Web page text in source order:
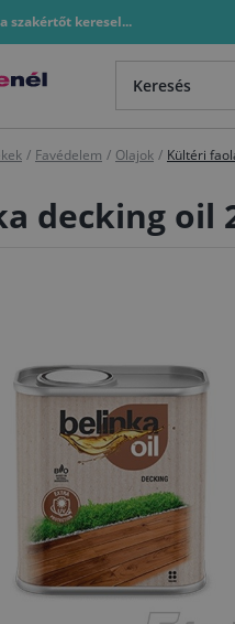
szakértőt keresel...
/ Favédelem / Olajok / Kültéri
decking oil